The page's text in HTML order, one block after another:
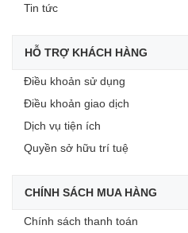
Tin tức
HỖ TRỢ KHÁCH HÀNG
Điều khoản sử dụng
Điều khoản giao dịch
Dịch vụ tiện ích
Quyền sở hữu trí tuệ
CHÍNH SÁCH MUA HÀNG
Chính sách thanh toán